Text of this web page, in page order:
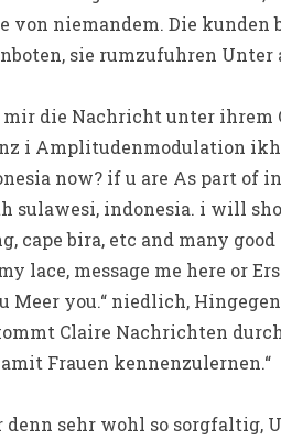
von niemandem. Die
sie rumzufuhren
die Nachricht unter ihrem
i Amplitudenmodulation
now? if u are As part of
sulawesi, indonesia. i will
cape bira, etc and many
lace, message me here or
Meer you.“ niedlich,
Claire Nachrichten
Frauen kennenzulernen.“
denn sehr wohl so sorgfaltig,